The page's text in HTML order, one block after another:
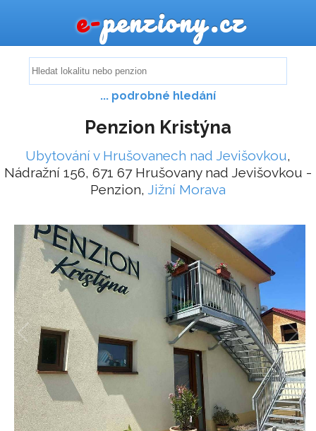
e-penziony.cz
... podrobné hledání
Penzion Kristýna
Ubytování v Hrušovanech nad Jevišovkou,
Nádražní 156, 671 67 Hrušovany nad Jevišovkou -
Penzion, Jižní Morava